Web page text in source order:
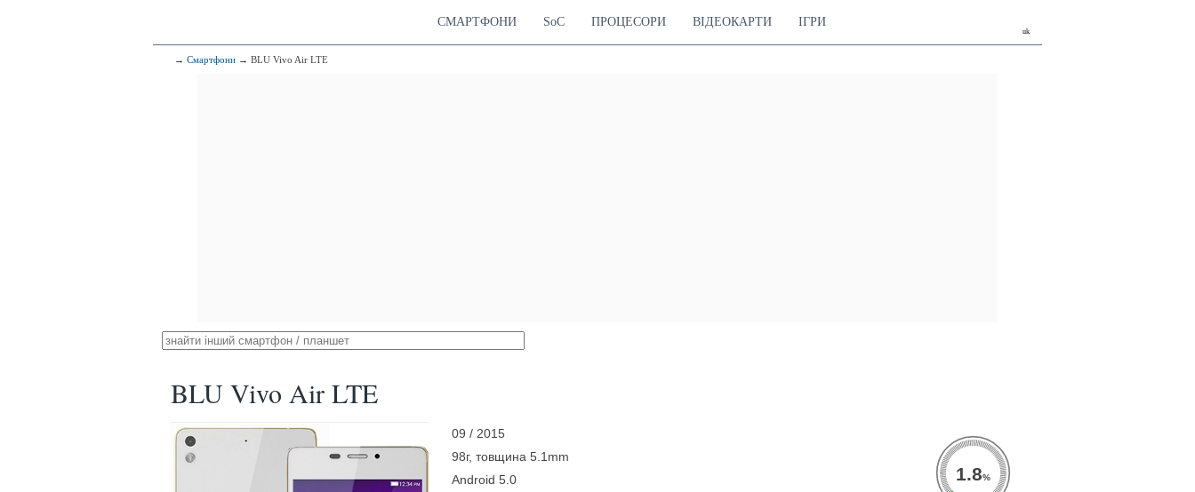
uk
СМАРТФОНИ SoC ПРОЦЕСОРИ ВІДЕОКАРТИ ІГРИ
→ Смартфони → BLU Vivo Air LTE
BLU Vivo Air LTE
09 / 2015
98г, товщина 5.1mm
Android 5.0
1.8%